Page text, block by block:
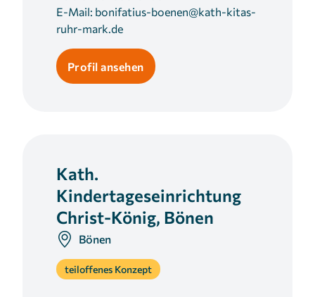
E-Mail: bonifatius-boenen@kath-kitas-
ruhr-mark.de
Profil ansehen
Kath.
Kindertageseinrichtung
Christ-König, Bönen
Bönen
teiloffenes Konzept